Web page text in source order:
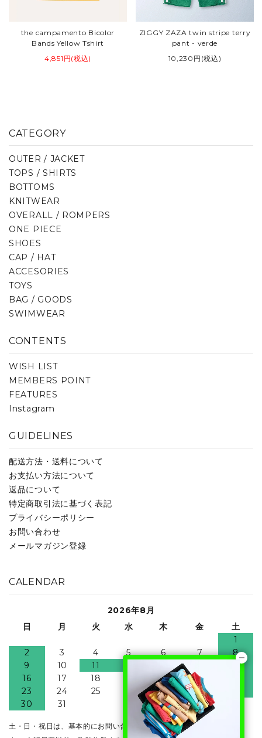
the campamento Bicolor
Bands Yellow Tshirt
4,851円(税込)
ZIGGY ZAZA twin stripe terry
pant - verde
10,230円(税込)
CATEGORY
OUTER / JACKET
TOPS / SHIRTS
BOTTOMS
KNITWEAR
OVERALL / ROMPERS
ONE PIECE
SHOES
CAP / HAT
ACCESORIES
TOYS
BAG / GOODS
SWIMWEAR
CONTENTS
WISH LIST
MEMBERS POINT
FEATURES
Instagram
GUIDELINES
配送方法・送料について
お支払い方法について
返品について
特定商取引法に基づく表記
プライバシーポリシー
お問い合わせ
メールマガジン登録
CALENDAR
2026年8月
日
月 火 水 木 金
土
1
2
3 4 5 6 7
8
9
10 11
15
16
17 18 20 21
23
24 25 26 27 28
30
31
土・日・祝日は、基本的にお問い合わせ・発送業務はお休みとなりま